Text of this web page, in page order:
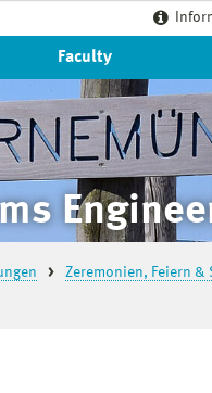
Faculty
Zeremonien, Feiern &